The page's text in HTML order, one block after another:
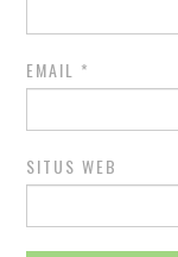
EMAIL *
SITUS WEB